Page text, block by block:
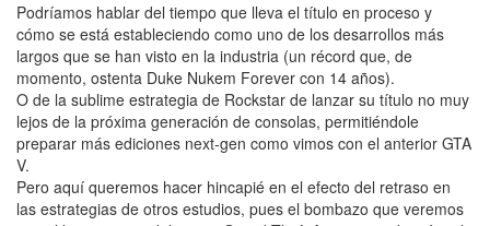
Podríamos hablar del tiempo que lleva el título en proceso y
cómo se está estableciendo como uno de los desarrollos más
largos que se han visto en la industria (un récord que, de
momento, ostenta Duke Nukem Forever con 14 años).
O de la sublime estrategia de Rockstar de lanzar su título no muy
lejos de la próxima generación de consolas, permitiéndole
preparar más ediciones next-gen como vimos con el anterior GTA
V.
Pero aquí queremos hacer hincapié en el efecto del retraso en
las estrategias de otros estudios, pues el bombazo que veremos